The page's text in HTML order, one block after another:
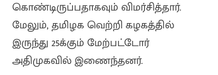
கொண்டிருப்பதாகவும் விமர்சித்தார்.
மேலும், தமிழக வெற்றி கழகத்தில்
இருந்து 25க்கும் மேற்பட்டோர்
அதிமுகவில் இணைந்தனர்.